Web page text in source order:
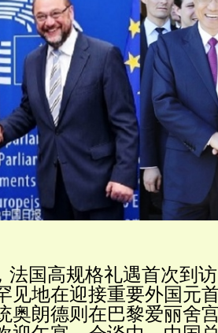
法国高规格礼遇首次到
见地在迎接重要外国元
奥朗德则在巴黎爱丽舍